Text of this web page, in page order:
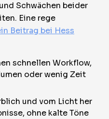
Schwächen beider
Eine rege
Beitrag bei Hess
schnellen Workflow,
oder wenig Zeit
und vom Licht her
ohne kalte Töne